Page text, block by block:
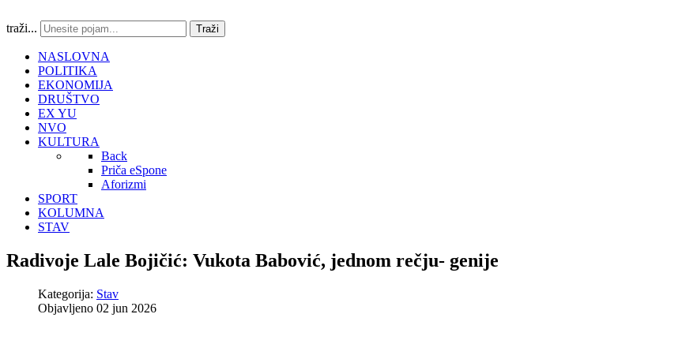
traži... Traži
NASLOVNA
POLITIKA
EKONOMIJA
DRUŠTVO
EX YU
NVO
KULTURA
Back
Priča eSpone
Aforizmi
SPORT
KOLUMNA
STAV
Radivoje Lale Bojičić: Vukota Babović, jednom rečju- genije
Kategorija: Stav
Objavljeno 02 jun 2026